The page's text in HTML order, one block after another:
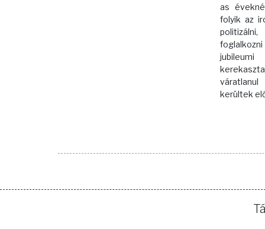
as
folyik az
kerültek